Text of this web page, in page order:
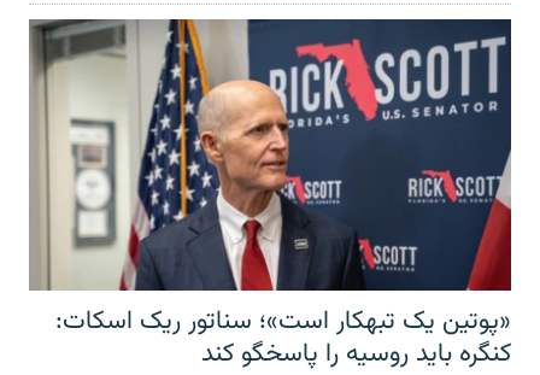
«پوتین یک تبهکار است»؛ سناتور ریک اسکات:
کنگره باید روسیه را پاسخگو کند